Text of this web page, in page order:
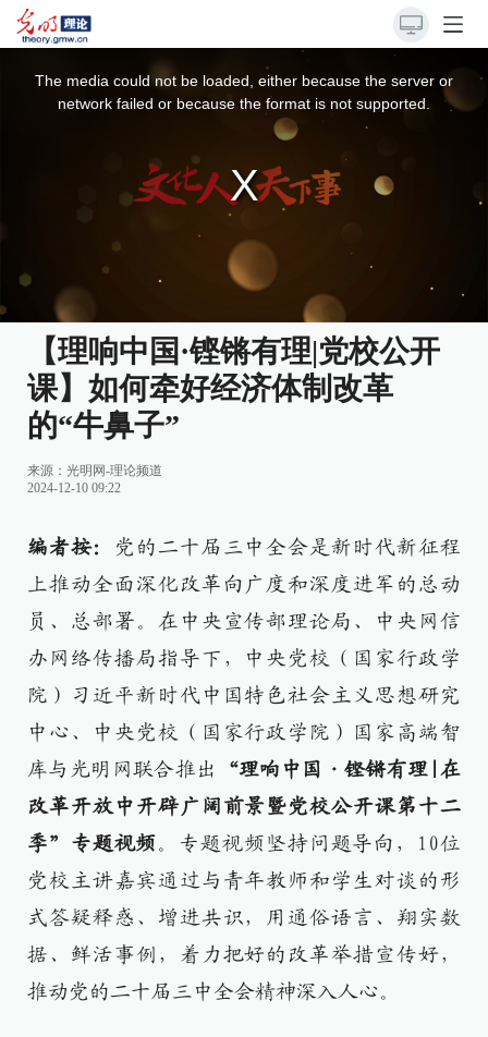
The media could not be loaded, either because the server or
network failed or because the format is not supported.
【理响中国·铿锵有理|党校公开
课】如何牵好经济体制改革
的“牛鼻子”
来源： 光明网-理论频道
2024-12-10 09:22
编者按：
党的二十届三中全会是新时代新征程
上推动全面深化改革向广度和深度进军的总动
员、总部署。在中央宣传部理论局、中央网信
办网络传播局指导下，中央党校（国家行政学
院）习近平新时代中国特色社会主义思想研究
中心、中央党校（国家行政学院）国家高端智
库与光明网联合推出
“理响中国·铿锵有理|在
改革开放中开辟广阔前景暨党校公开课第十二
季”专题视频。专题视频坚持问题导向，10位
党校主讲嘉宾通过与青年教师和学生对谈的形
式答疑释惑、增进共识，用通俗语言、翔实数
据、鲜活事例，着力把好的改革举措宣传好，
推动党的二十届三中全会精神深入人心。